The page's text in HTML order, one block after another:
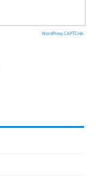
WordPress CAPTCHA